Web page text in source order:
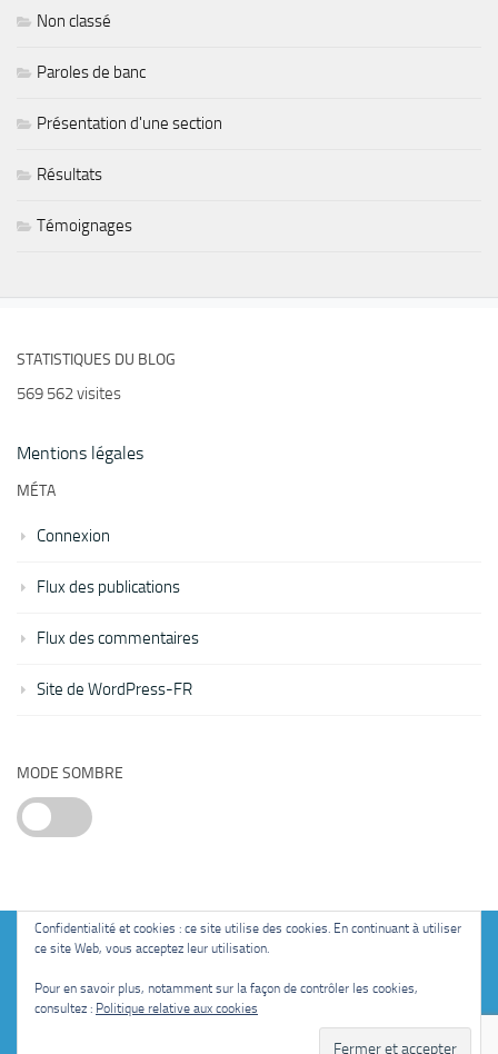
Non classé
Paroles de banc
Présentation d'une section
Résultats
Témoignages
STATISTIQUES DU BLOG
569 562 visites
Mentions légales
MÉTA
Connexion
Flux des publications
Flux des commentaires
Site de WordPress-FR
MODE SOMBRE
Fièrement propulsé par - Conçu parThème Hueman
Confidentialité et cookies : ce site utilise des cookies. En continuant à utiliser
ce site Web, vous acceptez leur utilisation.
Pour en savoir plus, notamment sur la façon de contrôler les cookies,
consultez : Politique relative aux cookies